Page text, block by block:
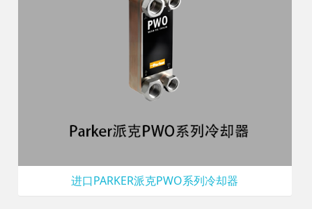
进口PARKER派克PWO系列冷却器